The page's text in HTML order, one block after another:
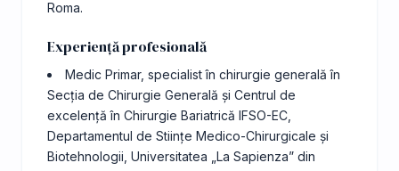
Roma.
Experiență profesională
Medic Primar, specialist în chirurgie generală în
Secția de Chirurgie Generală și Centrul de
excelență în Chirurgie Bariatrică IFSO-EC,
Departamentul de Stiințe Medico-Chirurgicale și
Biotehnologii, Universitatea „La Sapienza” din